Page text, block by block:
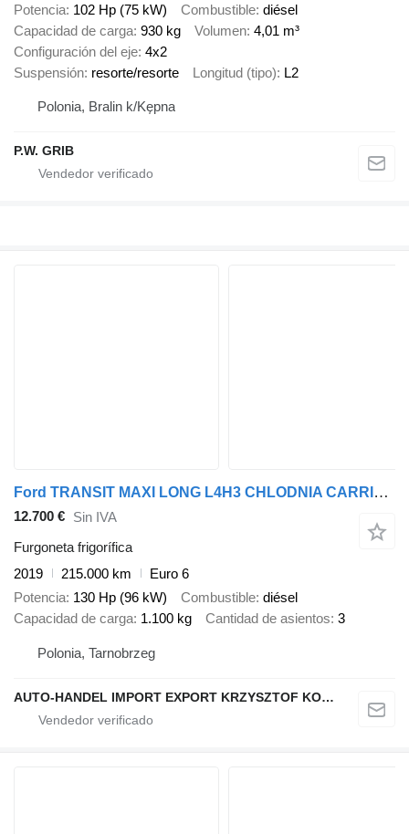
Potencia 102 Hp (75 kW) Combustible diésel
Capacidad de carga 930 kg Volumen 4,01 m³
Configuración del eje 4x2
Suspensión resorte/resorte Longitud (tipo) L2
Polonia, Bralin k/Kępna
P.W. GRIB
Ford TRANSIT MAXI LONG L4H3 CHLODNIA CARRIER +230V KLIMA EURO6
12.700 € Sin IVA
Furgoneta frigorífica
2019
215.000 km
Euro 6
Potencia 130 Hp (96 kW) Combustible diésel
Capacidad de carga 1.100 kg Cantidad de asientos 3
Polonia, Tarnobrzeg
AUTO-HANDEL IMPORT EXPORT KRZYSZTOF KONEFAŁ